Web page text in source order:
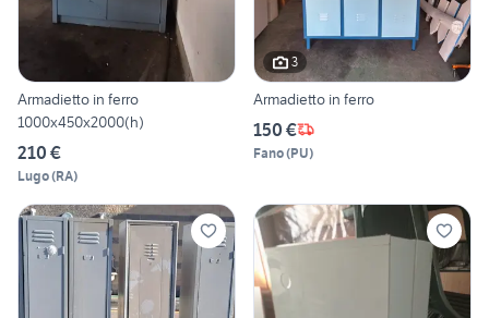
Armadietto in ferro
1000x450x2000(h)
210 €
Lugo(RA)
3
Armadietto in ferro
150 €
Fano(PU)